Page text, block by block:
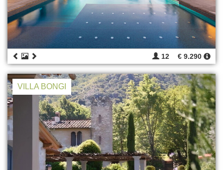
12 € 9.290
VILLA BONGI